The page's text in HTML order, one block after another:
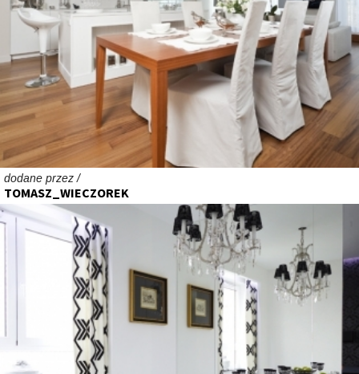
dodane przez /
TOMASZ_WIECZOREK